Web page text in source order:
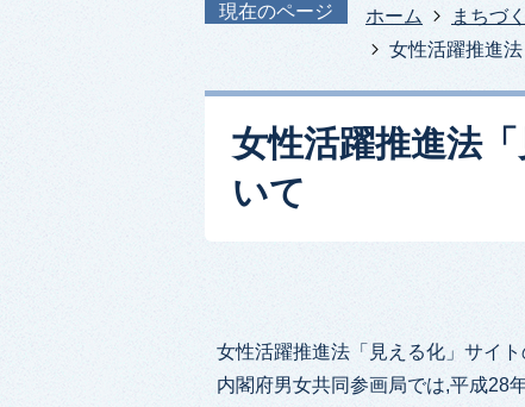
現在のページ ホーム まちづ
女性活躍推進
女性活躍推進法
いて
女性活躍推進法「見える化」サイ
内閣府男女共同参画局では,平成28